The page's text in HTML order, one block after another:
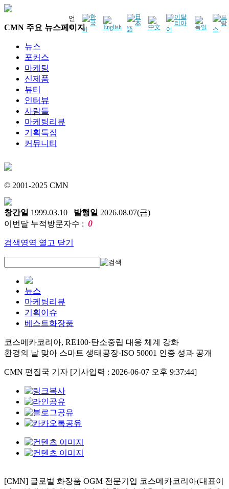
언
어
CMN 주요 뉴스페이지
뉴스
포커스
마케팅
신제품
뷰티
인터뷰
사람들
마케팅리뷰
기획특집
커뮤니티
© 2001-2025 CMN
창간일 1999.03.10 발행일 2026.08.07(금)
이번달 누적방문자수 : 0
검색영역 열고 닫기
뉴스
마케팅리뷰
기획이슈
베스트화장품
코스메카코리아, RE100·탄소중립 대응 체계 강화
환경의 날 맞아 스마트 생태공장·ISO 50001 인증 성과 공개
CMN 편집국 기자 [기사입력 : 2026-06-07 오후 9:37:44]
[CMN] 글로벌 화장품 OGM 전문기업 코스메카코리아(대표이